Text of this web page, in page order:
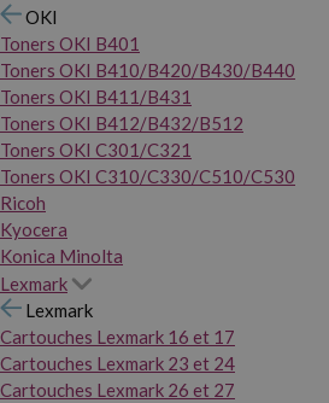
OKI
Toners OKI B401
Toners OKI B410/B420/B430/B440
Toners OKI B411/B431
Toners OKI B412/B432/B512
Toners OKI C301/C321
Toners OKI C310/C330/C510/C530
Ricoh
Kyocera
Konica Minolta
Lexmark
Lexmark
Cartouches Lexmark 16 et 17
Cartouches Lexmark 23 et 24
Cartouches Lexmark 26 et 27